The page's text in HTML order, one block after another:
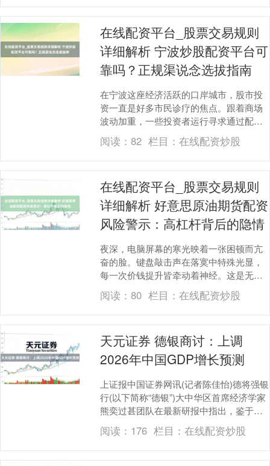
在线配资平台_股票交易规则
详细解析 宁波炒股配资平台可
靠吗？正规渠说念选拔指南
在宁波这座经济活跃的口岸城市，股市投
资一直是好多市民诊疗的焦点。跟着商场
波动加重，一些投资者运行寻求通过配资
放大资金杠杆，以期获取更高收益。然
则，“宁波炒股配资....
阅读：82 栏目： 在线配资炒股
在线配资平台_股票交易规则
详细解析 好意思原油期货配资
风险警示：高杠杆背后的隐情
夜深，电脑屏幕的寒光映着一张困顿而亢
奋的脸。键盘敲击声在落寞中特殊光显，
每一次价钱提升皆牵动着神经。这是无数
好意思原油期货配资参与者的平方缩影，
他们被高杠杆许愿....
阅读：80 栏目： 在线配资炒股
天元证券 德银商讨：上调
2026年中国GDP增长预测
上证报中国证券网讯(记者陈佳怡)德将强银
行(以下简称“德银”)大中华区首席经济学家
熊奕过甚团队在最新研报中指出，鉴于
2026年第一季度中国经济增长超预期、出
口势....
阅读： 176 栏目： 在线配资炒股